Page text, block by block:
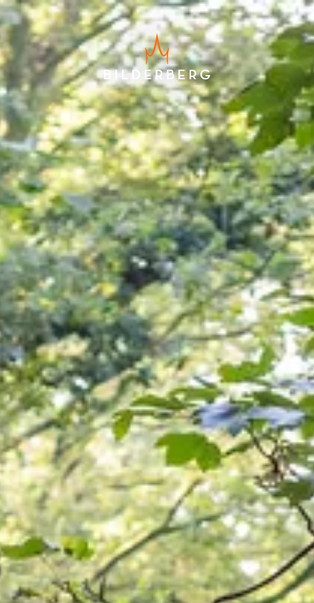
Laagste prijsgarantie
Exclusief toeristenbelasting
(€ 2,46) en service charge (€ 3,75)
Gratis annuleren tot 24 uur voor
aankomst
Geen creditcard nodig, je betaalt
in het hotel